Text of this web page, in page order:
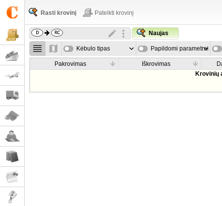
Rasti krovinį Pateikti krovinį
Naujas
Kėbulo tipas Papildomi parametrai
Pakrovimas Iškrovimas
Krovinių